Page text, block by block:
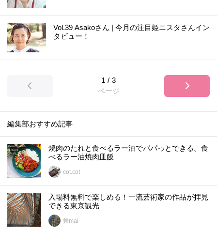
Vol.39 Asakoさん | 今月の注目姫ニスタさんイン
タビュー！
1 / 3
ページ
編集部おすすめ記事
焼肉のたれと食べるラー油でパパっとできる。食
べるラー油焼肉皿飯
cot.cot
入場料無料で楽しめる！一流芸術家の作品が拝見
できる東京観光
舞mai